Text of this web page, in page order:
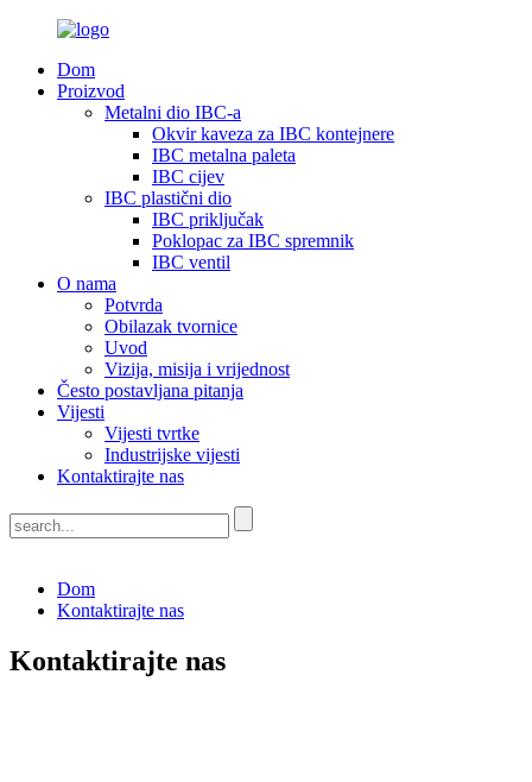
Dom
Proizvod
Metalni dio IBC-a
Okvir kaveza za IBC kontejnere
IBC metalna paleta
IBC cijev
IBC plastični dio
IBC priključak
Poklopac za IBC spremnik
IBC ventil
O nama
Potvrda
Obilazak tvornice
Uvod
Vizija, misija i vrijednost
Često postavljana pitanja
Vijesti
Vijesti tvrtke
Industrijske vijesti
Kontaktirajte nas
Dom
Kontaktirajte nas
Kontaktirajte nas